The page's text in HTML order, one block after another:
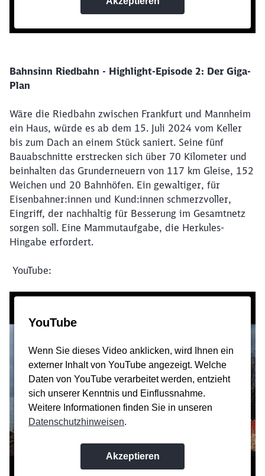
Bahnsinn Riedbahn - Highlight-Episode 2: Der Giga-
Plan
Wäre die Riedbahn zwischen Frankfurt und Mannheim
ein Haus, würde es ab dem 15. Juli 2024 vom Keller
bis zum Dach an einem Stück saniert. Seine fünf
Bauabschnitte erstrecken sich über 70 Kilometer und
beinhalten das Grunderneuern von 117 km Gleise, 152
Weichen und 20 Bahnhöfen. Ein gewaltiger, für
Eisenbahner:innen und Kund:innen schmerzvoller,
Eingriff, der nachhaltig für Besserung im Gesamtnetz
sorgen soll. Eine Mammutaufgabe, die Herkules-
Hingabe erfordert.
YouTube: